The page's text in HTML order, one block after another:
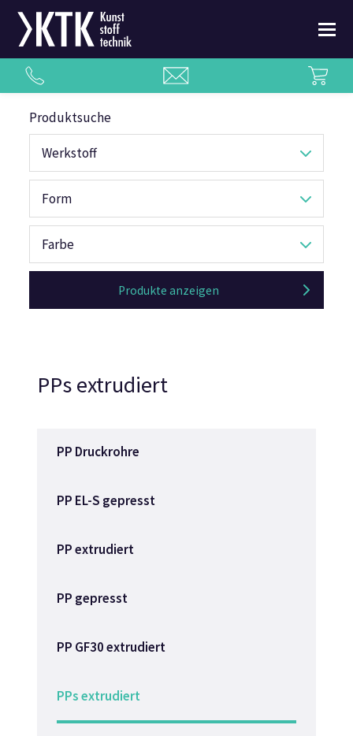
Produktsuche
Werkstoff
Form
Farbe
Produkte anzeigen
PPs extrudiert
PP Druckrohre
PP EL-S gepresst
PP extrudiert
PP gepresst
PP GF30 extrudiert
PPs extrudiert